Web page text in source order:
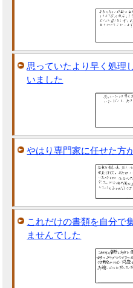
思っていたより早く処理
いました
やはり専門家に任せた方
これだけの書類を自分で
ませんでした